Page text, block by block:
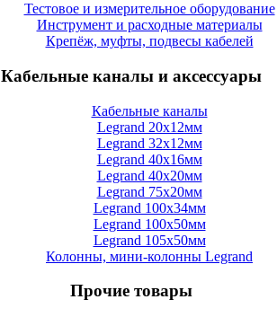
Тестовое и измерительное оборудование
Инструмент и расходные материалы
Крепёж, муфты, подвесы кабелей
Кабельные каналы и аксессуары
Кабельные каналы
Legrand 20x12мм
Legrand 32x12мм
Legrand 40x16мм
Legrand 40x20мм
Legrand 75x20мм
Legrand 100x34мм
Legrand 100x50мм
Legrand 105x50мм
Колонны, мини-колонны Legrand
Прочие товары